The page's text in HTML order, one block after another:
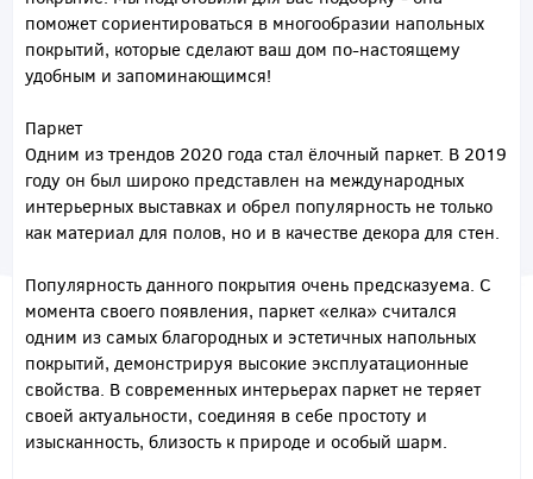
поможет сориентироваться в многообразии напольных
покрытий, которые сделают ваш дом по-настоящему
удобным и запоминающимся!
Паркет
Одним из трендов 2020 года стал ёлочный паркет. В 2019
году он был широко представлен на международных
интерьерных выставках и обрел популярность не только
как материал для полов, но и в качестве декора для стен.
Популярность данного покрытия очень предсказуема. С
момента своего появления, паркет «елка» считался
одним из самых благородных и эстетичных напольных
покрытий, демонстрируя высокие эксплуатационные
свойства. В современных интерьерах паркет не теряет
своей актуальности, соединяя в себе простоту и
изысканность, близость к природе и особый шарм.